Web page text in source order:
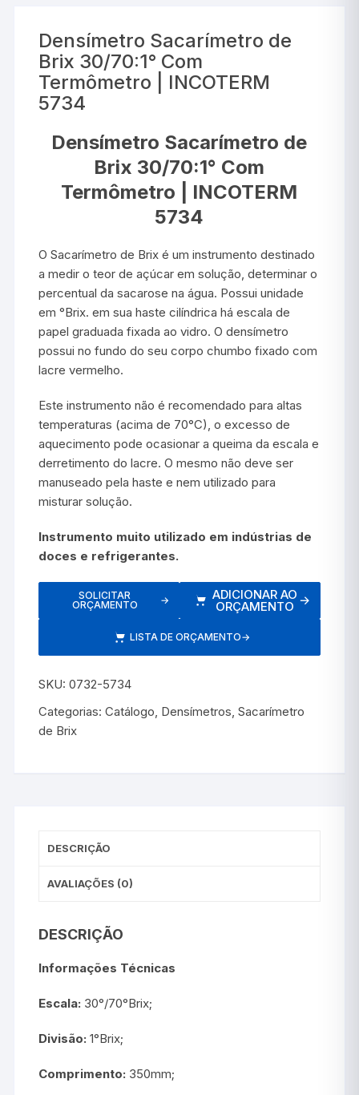
Densímetro Sacarímetro de
Brix 30/70:1° Com
Termômetro | INCOTERM
5734
Densímetro Sacarímetro de
Brix 30/70:1° Com
Termômetro | INCOTERM
5734
O Sacarímetro de Brix é um instrumento destinado
a medir o teor de açúcar em solução, determinar o
percentual da sacarose na água. Possui unidade
em °Brix. em sua haste cilíndrica há escala de
papel graduada fixada ao vidro. O densímetro
possui no fundo do seu corpo chumbo fixado com
lacre vermelho.
Este instrumento não é recomendado para altas
temperaturas (acima de 70°C), o excesso de
aquecimento pode ocasionar a queima da escala e
derretimento do lacre. O mesmo não deve ser
manuseado pela haste e nem utilizado para
misturar solução.
Instrumento muito utilizado em indústrias de
doces e refrigerantes.
SOLICITAR
ORÇAMENTO
→ ADICIONAR AO
ORÇAMENTO →
LISTA DE ORÇAMENTO→
SKU:0732-5734
Categorias:Catálogo, Densímetros,Sacarímetro
de Brix
DESCRIÇÃO
AVALIAÇÕES (0)
DESCRIÇÃO
Informações Técnicas
Escala: 30°/70°Brix;
Divisão:1°Brix;
Comprimento: 350mm;